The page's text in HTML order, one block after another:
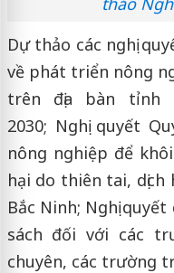
Dự thảo các nghị
về phát triển nông
trên địa bàn tỉnh
2030; Nghị quyết
nông nghiệp để
hại do thiên tai,
Bắc Ninh; Nghị
sách đối với các
chuyên, các trường